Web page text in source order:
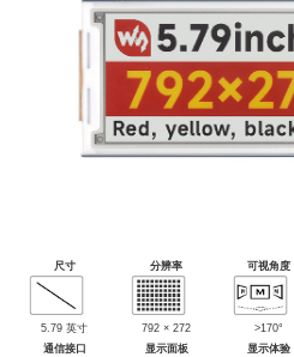
尺寸
5.79 英寸
分辨率
792 × 272
可视角度
>170°
通信接口
显示面板 显示体验